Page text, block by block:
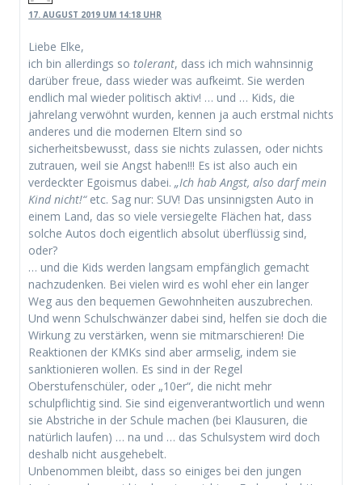
17. AUGUST 2019 UM 14:18 UHR
Liebe Elke,
ich bin allerdings so tolerant, dass ich mich wahnsinnig
darüber freue, dass wieder was aufkeimt. Sie werden
endlich mal wieder politisch aktiv! … und … Kids, die
jahrelang verwöhnt wurden, kennen ja auch erstmal nichts
anderes und die modernen Eltern sind so
sicherheitsbewusst, dass sie nichts zulassen, oder nichts
zutrauen, weil sie Angst haben!!! Es ist also auch ein
verdeckter Egoismus dabei. „Ich hab Angst, also darf mein
Kind nicht!“etc. Sag nur: SUV! Das unsinnigsten Auto in
einem Land, das so viele versiegelte Flächen hat, dass
solche Autos doch eigentlich absolut überflüssig sind,
oder?
… und die Kids werden langsam empfänglich gemacht
nachzudenken. Bei vielen wird es wohl eher ein langer
Weg aus den bequemen Gewohnheiten auszubrechen.
Und wenn Schulschwänzer dabei sind, helfen sie doch die
Wirkung zu verstärken, wenn sie mitmarschieren! Die
Reaktionen der KMKs sind aber armselig, indem sie
sanktionieren wollen. Es sind in der Regel
Oberstufenschüler, oder „10er“, die nicht mehr
schulpflichtig sind. Sie sind eigenverantwortlich und wenn
sie Abstriche in der Schule machen (bei Klausuren, die
natürlich laufen) … na und … das Schulsystem wird doch
deshalb nicht ausgehebelt.
Unbenommen bleibt, dass so einiges bei den jungen